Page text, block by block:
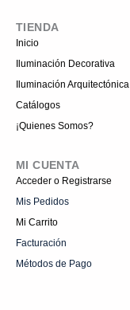
TIENDA
Inicio
Iluminación Decorativa
Iluminación Arquitectónica
Catálogos
¡Quienes Somos?
MI CUENTA
Acceder o Registrarse
Mis Pedidos
Mi Carrito
Facturación
Métodos de Pago